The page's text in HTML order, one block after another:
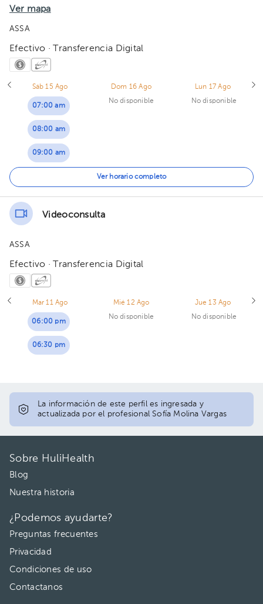
Ver mapa
ASSA
Efectivo · Transferencia Digital
Sáb 15 Ago
07:00 am
08:00 am
09:00 am
04:00 pm
Dom 16 Ago
No disponible
Lun 17 Ago
No disponible
Ver horario completo
Videoconsulta
ASSA
Efectivo · Transferencia Digital
Mar 11 Ago
06:00 pm
06:30 pm
Mié 12 Ago
No disponible
Jue 13 Ago
No disponible
La información de este perfil es ingresada y
actualizada por el profesional Sofía Molina Vargas
Sobre HuliHealth
Blog
Nuestra historia
¿Podemos ayudarte?
Preguntas frecuentes
Privacidad
Condiciones de uso
Contactanos